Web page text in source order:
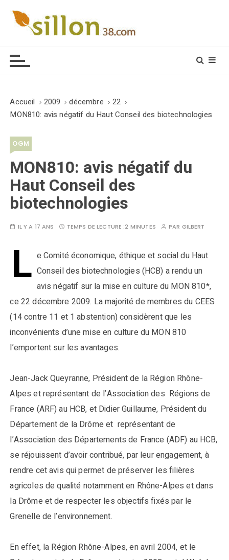
Accueil 2009 décembre
22
MON810: avis négatif du Haut Conseil des biotechnologies
OGM
MON810: avis négatif du
Haut Conseil des
biotechnologies
IL Y A 17 ANS TEMPS DE LECTURE :2 MINUTES PAR GILBERT
L e Comité économique, éthique et social du Haut
Conseil des biotechnologies (HCB) a rendu un
avis négatif sur la mise en culture du MON 810*,
ce 22 décembre 2009. La majorité de membres du CEES
(14 contre 11 et 1 abstention) considèrent que les
inconvénients d’une mise en culture du MON 810
l’emportent sur les avantages.
Jean-Jack Queyranne, Président de la Région Rhône-
Alpes et représentant de l’Association des Régions de
France (ARF) au HCB, et Didier Guillaume, Président du
Département de la Drôme et représentant de
l’Association des Départements de France (ADF) au HCB,
se réjouissent d’avoir contribué, par leur engagement, à
rendre cet avis qui permet de préserver les filières
agricoles de qualité notamment en Rhône-Alpes et dans
la Drôme et de respecter les objectifs fixés par le
Grenelle de l’environnement.
En effet, la Région Rhône-Alpes, en avril 2004, et le